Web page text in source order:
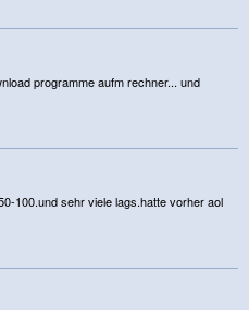
programme aufm rechner... und
100.und sehr viele lags.hatte vorher aol